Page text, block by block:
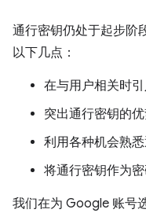
通行密钥仍处于起步阶
以下几点：
在与用户相关时引
突出通行密钥的优
利用各种机会熟悉
将通行密钥作为
我们在为 Google 账号